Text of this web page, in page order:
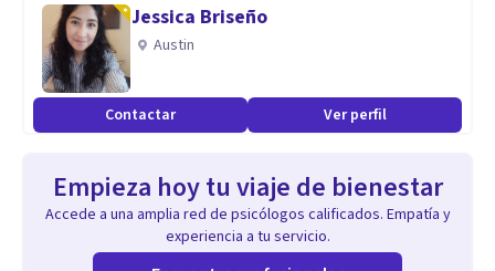
y el alma despierta.
Este no es un proceso para “arreglarte”.
Es un viaje para recordarte, para volver a casa dentro de ti.
Especialidad
puedes soltar la máscara, dejar de fingir que todo está bien
y simplemente ser tú.
Jessica Briseño
Austin
Contactar Ver perfil
Empieza hoy tu viaje de bienestar
Accede a una amplia red de psicólogos calificados. Empatía y
experiencia a tu servicio.